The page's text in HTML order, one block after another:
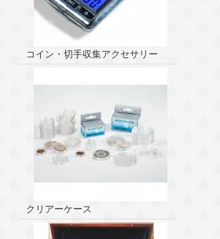
コイン・切手収集アクセサリー
クリアーケース